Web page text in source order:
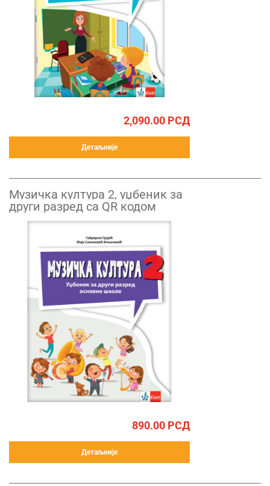
2,090.00 РСД
Детаљније
Музичка култура 2, уџбеник за
други разред са QR кодом
890.00 РСД
Детаљније